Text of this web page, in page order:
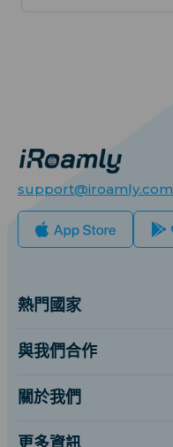
support@iroamly.com
熱門國家
英國
土耳其
泰國
義大利
與我們合作
推薦及賺取
聯盟計劃
關於我們
聯絡我們
更多資訊